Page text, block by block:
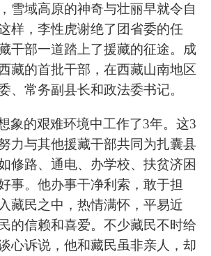
雪域高原的神奇与壮丽早就令自
样，李性虎谢绝了团省委的任
干部一道踏上了援藏的征途。成
藏的首批干部，在西藏山南地区
、常务副县长和政法委书记。
象的艰难环境中工作了3年。这3
力与其他援藏干部共同为扎囊县
修路、通电、办学校、扶贫济困
事。他办事干净利索，敢于担
藏民之中，热情满怀，平易近
的信赖和喜爱。不少藏民不时给
心诉说，他和藏民虽非亲人，却